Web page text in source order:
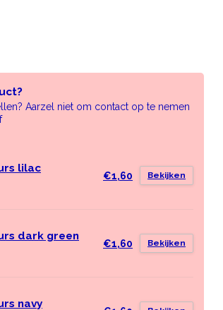
Aarzel niet om contact op te nemen
lilac
€1,60 Bekijken
dark green
€1,60 Bekijken
navy